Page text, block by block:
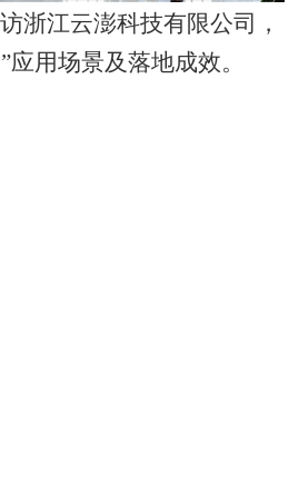
浙江云澎科技有限公司，
用场景及落地成效。